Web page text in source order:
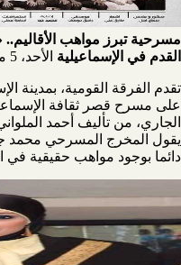
مسرحية تبرز مواهب
القدم في الإسماعيلية الأحد، 5 مارس 2023
تقدم الفرقة القومية، بمدينة
الجاري، من تأليف أحمد
يقول المخرج المسرحي محمد
دائما بوجود مواهب حقيقية في